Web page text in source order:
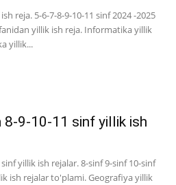
reja. 5-6-7-8-9-10-11 sinf 2024 -2025
yillik ish reja. Informatika yillik
yillik...
8-9-10-11 sinf yillik ish
yillik ish rejalar. 8-sinf 9-sinf 10-sinf
ish rejalar to'plami. Geografiya yillik